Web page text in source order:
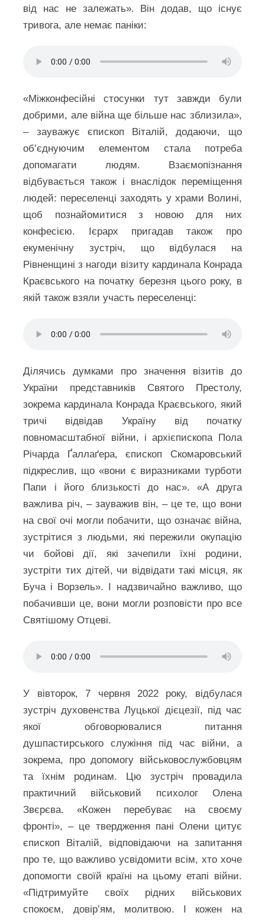
від нас не залежать». Він додав, що існує
тривога, але немає паніки:
«Міжконфесійні стосунки тут завжди були
добрими, але війна ще більше нас зблизила»,
– зауважує єпископ Віталій, додаючи, що
об’єднуючим елементом стала потреба
допомагати людям. Взаємопізнання
відбувається також і внаслідок переміщення
людей: переселенці заходять у храми Волині,
щоб познайомитися з новою для них
конфесією. Ієрарх пригадав також про
екуменічну зустріч, що відбулася на
Рівненщині з нагоди візиту кардинала Конрада
Краєвського на початку березня цього року, в
якій також взяли участь переселенці:
Ділячись думками про значення візитів до
України представників Святого Престолу,
зокрема кардинала Конрада Краєвського, який
тричі відвідав Україну від початку
повномасштабної війни, і архієпископа Пола
Річарда Ґаллаґера, єпископ Скомаровський
підкреслив, що «вони є виразниками турботи
Папи і його близькості до нас». «А друга
важлива річ, – зауважив він, – це те, що вони
на свої очі могли побачити, що означає війна,
зустрітися з людьми, які пережили окупацію
чи бойові дії, які зачепили їхні родини,
зустріти тих дітей, чи відвідати такі місця, як
Буча і Ворзель». І надзвичайно важливо, що
побачивши це, вони могли розповісти про все
Святішому Отцеві.
У вівторок, 7 червня 2022 року, відбулася
зустріч духовенства Луцької дієцезії, під час
якої обговорювалися питання
душпастирського служіння під час війни, а
зокрема, про допомогу військовослужбовцям
та їхнім родинам. Цю зустріч провадила
практичний військовий психолог Олена
Звєрєва. «Кожен перебуває на своєму
фронті», – це твердження пані Олени цитує
єпископ Віталій, відповідаючи на запитання
про те, що важливо усвідомити всім, хто хоче
допомогти своїй країні на цьому етапі війни.
«Підтримуйте своїх рідних військових
спокоєм, довір’ям, молитвою. І кожен на